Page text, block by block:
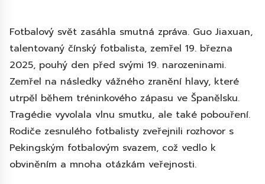
Fotbalový svět zasáhla smutná zpráva. Guo Jiaxuan,
talentovaný čínský fotbalista, zemřel 19. března
2025, pouhý den před svými 19. narozeninami.
Zemřel na následky vážného zranění hlavy, které
utrpěl během tréninkového zápasu ve Španělsku.
Tragédie vyvolala vlnu smutku, ale také pobouření.
Rodiče zesnulého fotbalisty zveřejnili rozhovor s
Pekingským fotbalovým svazem, což vedlo k
obviněním a mnoha otázkám veřejnosti.